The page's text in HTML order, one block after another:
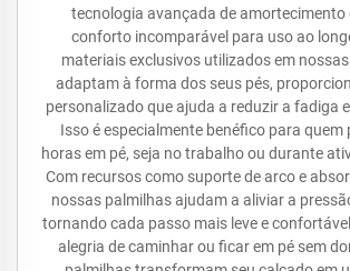
tecnologia avançada de amortecimento
conforto incomparável para uso ao
materiais exclusivos utilizados em
adaptam à forma dos seus pés,
personalizado que ajuda a reduzir a fadiga
Isso é especialmente benéfico para quem
horas em pé, seja no trabalho ou durante
Com recursos como suporte de arco e
nossas palmilhas ajudam a aliviar a
tornando cada passo mais leve e
alegria de caminhar ou ficar em pé sem